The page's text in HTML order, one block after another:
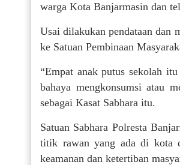
warga Kota Banjarmasin dan
Usai dilakukan pendataan dan
ke Satuan Pembinaan
“Empat anak putus sekolah
bahaya mengkonsumsi atau
sebagai Kasat Sabhara itu.
Satuan Sabhara Polresta
titik rawan yang ada di kota
keamanan dan ketertiban